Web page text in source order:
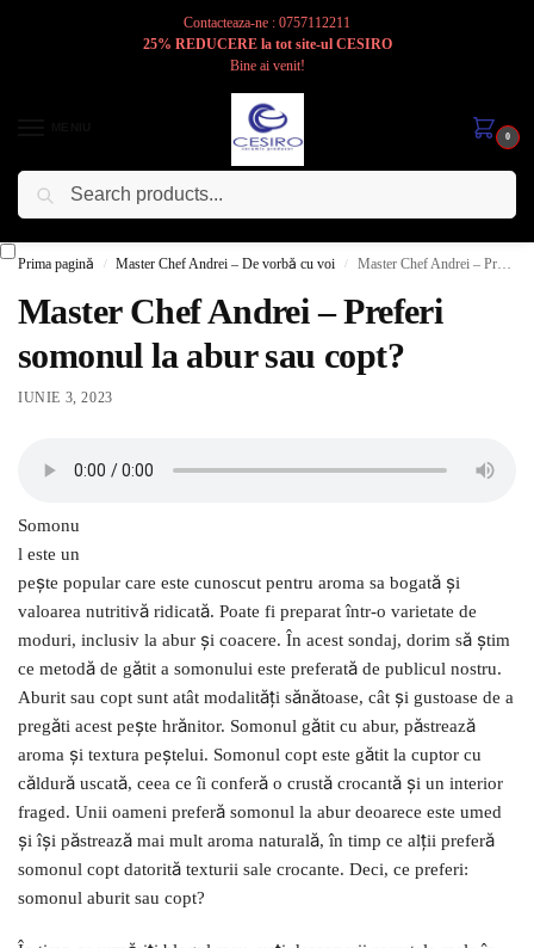
Contacteaza-ne : 0757112211
25% REDUCERE la tot site-ul CESIRO
Bine ai venit!
0
Cesiro
Prima pagină / Master Chef Andrei – De vorbă cu voi / Master Chef Andrei – Preferi somonul la abur sau copt?
Master Chef Andrei – Preferi
somonul la abur sau copt?
IUNIE 3, 2023
Somonu
l este un
pește popular care este cunoscut pentru aroma sa bogată și
valoarea nutritivă ridicată. Poate fi preparat într-o varietate de
moduri, inclusiv la abur și coacere. În acest sondaj, dorim să știm
ce metodă de gătit a somonului este preferată de publicul nostru.
Aburit sau copt sunt atât modalități sănătoase, cât și gustoase de a
pregăti acest pește hrănitor. Somonul gătit cu abur, păstrează
aroma și textura peștelui. Somonul copt este gătit la cuptor cu
căldură uscată, ceea ce îi conferă o crustă crocantă și un interior
fraged. Unii oameni preferă somonul la abur deoarece este umed
și își păstrează mai mult aroma naturală, în timp ce alții preferă
somonul copt datorită texturii sale crocante. Deci, ce preferi:
somonul aburit sau copt?